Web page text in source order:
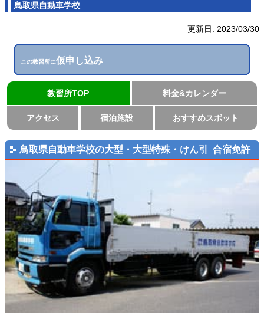
鳥取県自動車学校
更新日: 2023/03/30
この教習所に仮申し込み
教習所TOP 料金&カレンダー
アクセス 宿泊施設 おすすめスポット
鳥取県自動車学校の大型・大型特殊・けん引 合宿免許